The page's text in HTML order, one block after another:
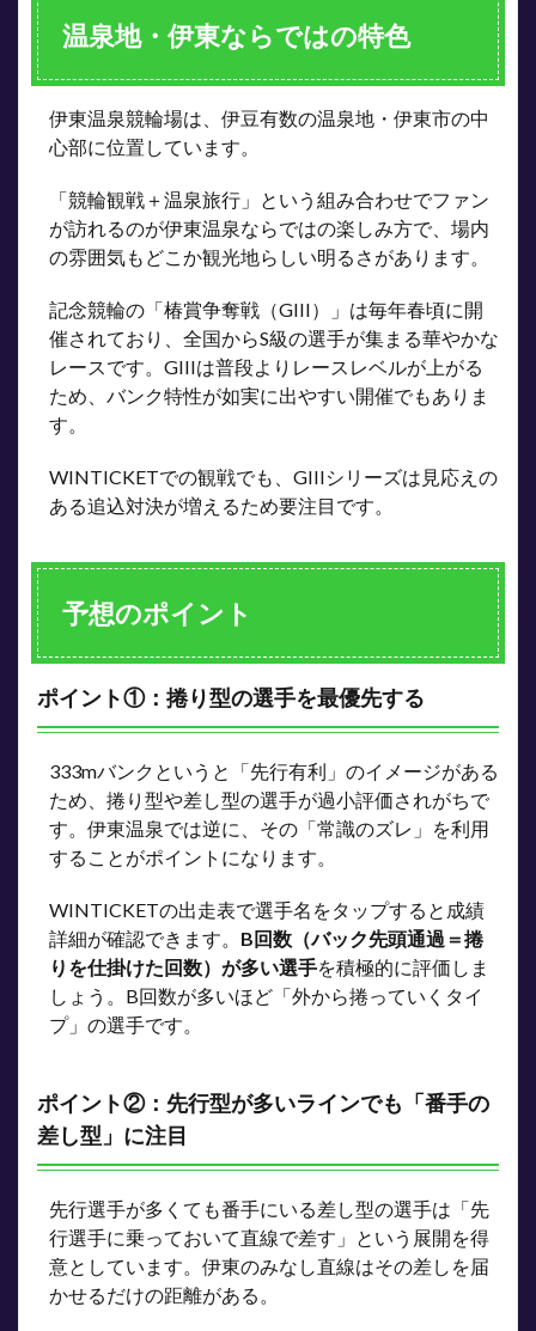
温泉地・伊東ならではの特色
伊東温泉競輪場は、伊豆有数の温泉地・伊東市の中
心部に位置しています。
「競輪観戦＋温泉旅行」という組み合わせでファン
が訪れるのが伊東温泉ならではの楽しみ方で、場内
の雰囲気もどこか観光地らしい明るさがあります。
記念競輪の「椿賞争奪戦（GIII）」は毎年春頃に開
催されており、全国からS級の選手が集まる華やかな
レースです。GIIIは普段よりレースレベルが上がる
ため、バンク特性が如実に出やすい開催でもありま
す。
WINTICKETでの観戦でも、GIIIシリーズは見応えの
ある追込対決が増えるため要注目です。
予想のポイント
ポイント①：捲り型の選手を最優先する
333mバンクというと「先行有利」のイメージがある
ため、捲り型や差し型の選手が過小評価されがちで
す。伊東温泉では逆に、その「常識のズレ」を利用
することがポイントになります。
WINTICKETの出走表で選手名をタップすると成績
詳細が確認できます。 B回数（バック先頭通過＝捲
りを仕掛けた回数）が多い選手を積極的に評価しま
しょう。B回数が多いほど「外から捲っていくタイ
プ」の選手です。
ポイント②：先行型が多いラインでも「番手の
差し型」に注目
先行選手が多くても番手にいる差し型の選手は「先
行選手に乗っておいて直線で差す」という展開を得
意としています。伊東のみなし直線はその差しを届
かせるだけの距離がある。